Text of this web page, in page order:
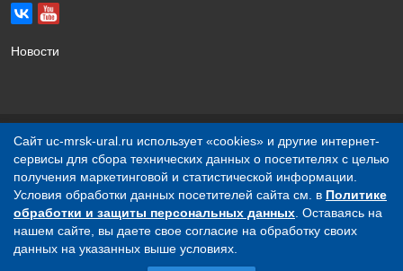
Новости
Создание сайта Jellyweb
О компании Контакты
Вся представленная на сайте информация носит
исключительно информационный характер и ни при каких
условиях не является публичной офертой, определяемой
Сайт uc-mrsk-ural.ru использует «cookies» и другие интернет-
сервисы для сбора технических данных о посетителях с целью
получения маркетинговой и статистической информации.
Условия обработки данных посетителей сайта см. в Политике
обработки и защиты персональных данных . Оставаясь на
нашем сайте, вы даете свое согласие на обработку своих
данных на указанных выше условиях.